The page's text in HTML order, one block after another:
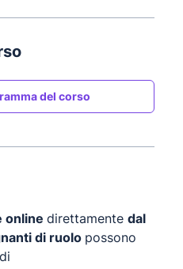
del corso
online direttamente dal
di ruolo possono